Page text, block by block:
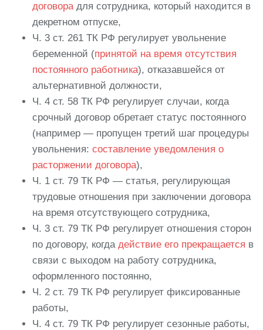
договорадля сотрудника, который находится в
декретном отпуске,
Ч. 3 ст. 261 ТК РФ регулирует увольнение
беременной (принятой на время отсутствия
постоянного работника), отказавшейся от
альтернативной должности,
Ч. 4 ст. 58 ТК РФ регулирует случаи, когда
срочный договор обретает статус постоянного
(например — пропущен третий шаг процедуры
увольнения: составление уведомления о
расторжении договора),
Ч. 1 ст. 79 ТК РФ — статья, регулирующая
трудовые отношения при заключении договора
на время отсутствующего сотрудника,
Ч. 3 ст. 79 ТК РФ регулирует отношения сторон
по договору, когда действие его прекращается в
связи с выходом на работу сотрудника,
оформленного постоянно,
Ч. 2 ст. 79 ТК РФ регулирует фиксированные
работы,
Ч. 4 ст. 79 ТК РФ регулирует сезонные работы,